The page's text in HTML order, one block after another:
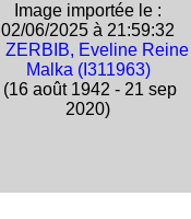
Image importée le :
02/06/2025 à 21:59:32
ZERBIB, Eveline Reine
Malka (I311963)
(16 août 1942 - 21 sep
2020)